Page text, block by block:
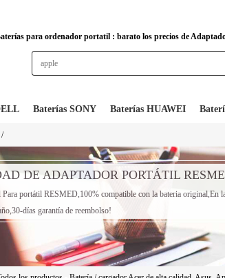
para ordenador portatil : barato los precios de
Baterías SONY Baterías HUAWEI
/
DE ADAPTADOR PORTÁTIL
portátil RESMED,100% compatible con la bateria original,En
días garantía de reembolso!